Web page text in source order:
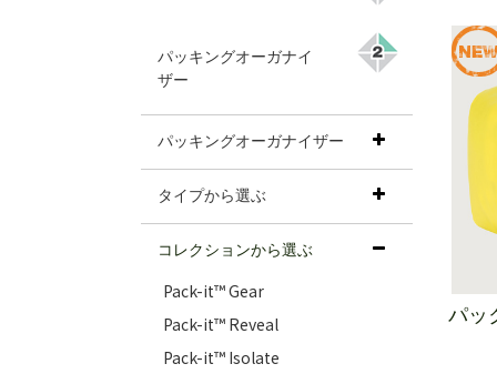
パッキングオーガナイ
ザー
パッキングオーガナイザー
タイプから選ぶ
コレクションから選ぶ
Pack-it™ Gear
Pack-it™ Reveal
Pack-it™ Isolate
パッ